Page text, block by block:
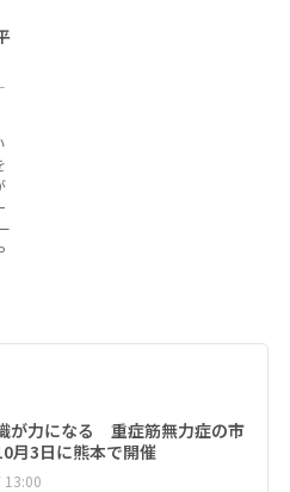
が力になる 重症筋無力症の市
月3日に熊本で開催
13:00